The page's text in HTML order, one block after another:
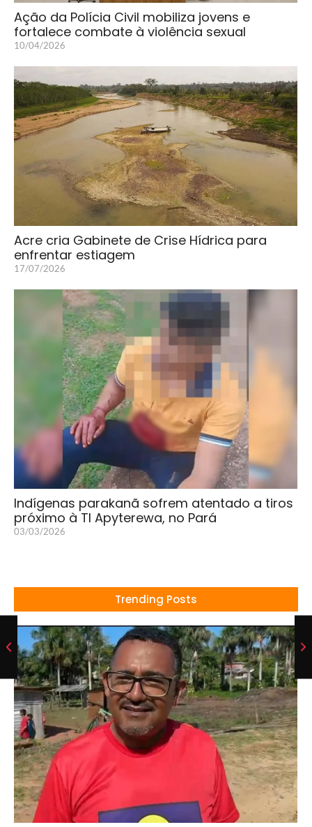
Ação da Polícia Civil mobiliza jovens e
fortalece combate à violência sexual
10/04/2026
Acre cria Gabinete de Crise Hídrica para
enfrentar estiagem
17/07/2026
Indígenas parakanã sofrem atentado a tiros
próximo à TI Apyterewa, no Pará
03/03/2026
Trending Posts